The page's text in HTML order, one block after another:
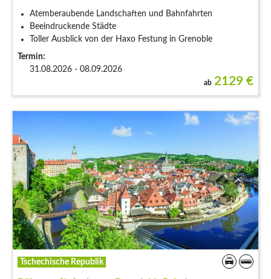
Atemberaubende Landschaften und Bahnfahrten
Beeindruckende Städte
Toller Ausblick von der Haxo Festung in Grenoble
Termin:
31.08.2026 - 08.09.2026
ab 2129 €
Tschechische Republik